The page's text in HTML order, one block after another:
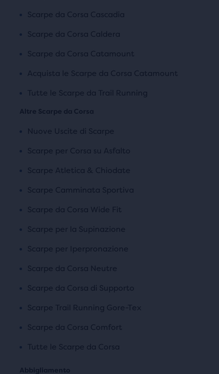
Scarpe da Corsa Cascadia
Scarpe da Corsa Caldera
Scarpe da Corsa Catamount
Acquista le Scarpe da Corsa Catamount
Tutte le Scarpe da Trail Running
Altre Scarpe da Corsa
Nuove Uscite di Scarpe
Scarpe per Corsa su Asfalto
Scarpe Atletica & Chiodate
Scarpe Camminata Sportiva
Scarpe da Corsa Wide Fit
Scarpe per la Supinazione
Scarpe per Iperpronazione
Scarpe da Corsa Neutre
Scarpe da Corsa di Supporto
Scarpe Trail Running Gore-Tex
Scarpe da Corsa Comfort
Tutte le Scarpe da Corsa